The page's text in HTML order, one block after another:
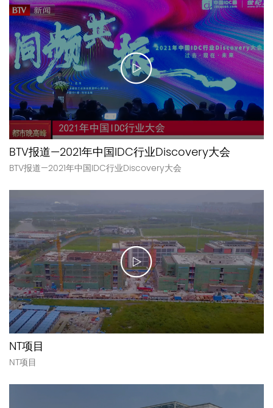
BTV报道—2021年中国IDC行业Discovery大会
BTV报道—2021年中国IDC行业Discovery大会
NT项目
NT项目